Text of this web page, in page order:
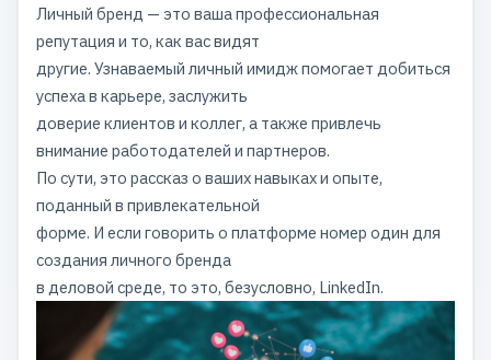
Личный бренд — это ваша профессиональная
репутация и то, как вас видят
другие. Узнаваемый личный имидж помогает добиться
успеха в карьере, заслужить
доверие клиентов и коллег, а также привлечь
внимание работодателей и партнеров.
По сути, это рассказ о ваших навыках и опыте,
поданный в привлекательной
форме. И если говорить о платформе номер один для
создания личного бренда
в деловой среде, то это, безусловно, LinkedIn.